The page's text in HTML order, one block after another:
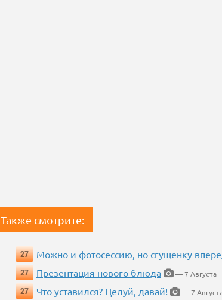
Также смотрите:
27 Можно и фотосессию, но сгущенку
27
Презентация нового блюда
— 7 Августа
27
Что уставился? Целуй, давай!
— 7